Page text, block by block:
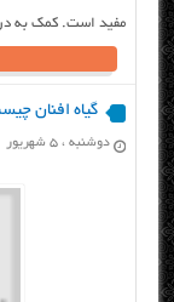
مفید است. کمک به
گیاه افنان
دوشنبه ، ۵ شهریور